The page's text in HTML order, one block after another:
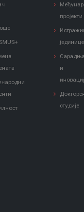
пројекти
јединице
и
студије